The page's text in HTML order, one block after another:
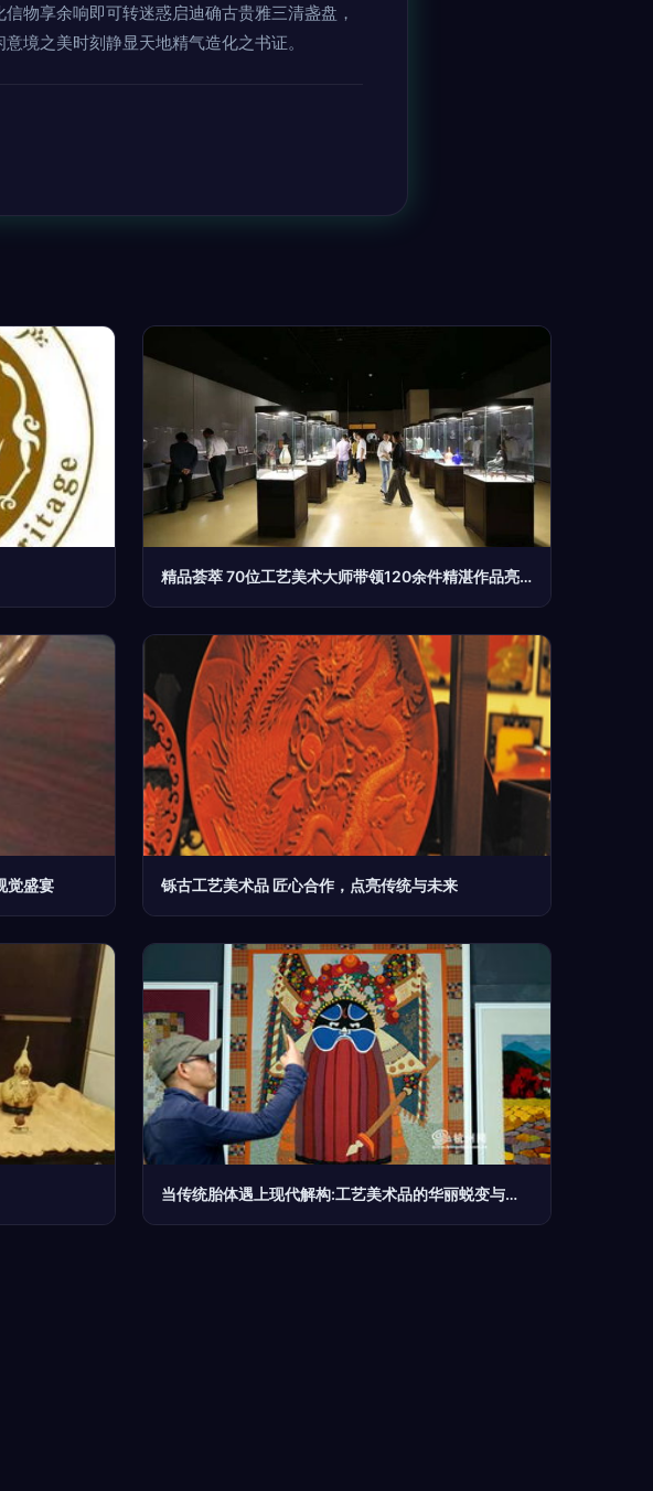
物享余响即可转迷惑启迪确古贵雅三清盏盘，
境之美时刻静显天地精气造化之书证。
精品荟萃 70位工艺美术大师带领120余件精湛作品亮相山东博物馆
觉盛宴 铄古工艺美术品 匠心合作，点亮传统与未来
当传统胎体遇上现代解构:工艺美术品的华丽蜕变与潜在危机